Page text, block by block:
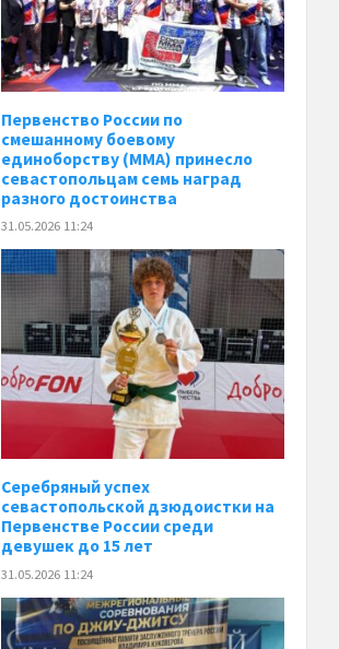
Первенство России по
смешанному боевому
единоборству (ММА) принесло
севастопольцам семь наград
разного достоинства
31.05.2026 11:24
Серебряный успех
севастопольской дзюдоистки на
Первенстве России среди
девушек до 15 лет
31.05.2026 11:24